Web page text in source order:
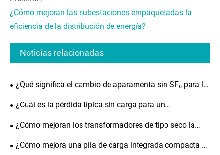
¿Cómo mejoran las subestaciones empaquetadas la
eficiencia de la distribución de energía?
Noticias relacionadas
¿Qué significa el cambio de aparamenta sin SF₆ para la
distribución de energía nueva?
¿Cuál es la pérdida típica sin carga para un
transformador de distribución sumergido en aceite de
¿Cómo mejoran los transformadores de tipo seco la
eficiencia eléctrica?
¿Cómo mejora una pila de carga integrada compacta de